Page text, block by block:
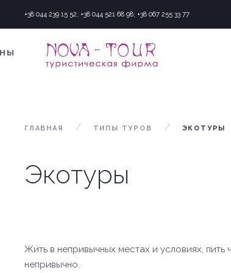
+38 044 239 15 52; +38 044 521 68 98; +38 067 255 33 77
ГЛАВНАЯ ТИПЫ ТУРОВ ЭКОТУРЫ
Экотуры
Жить в непривычных местах и условиях,
непривычно.